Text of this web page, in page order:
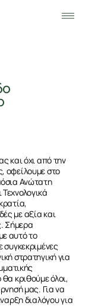
και όχι από την
οφείλουμε στο
Ανώτατη
με αξία και
Σήμερα
αυτό το
συγκεκριμένες
στρατηγική για
κριθούμε όλοι,
μας. Για να
διαλόγου για